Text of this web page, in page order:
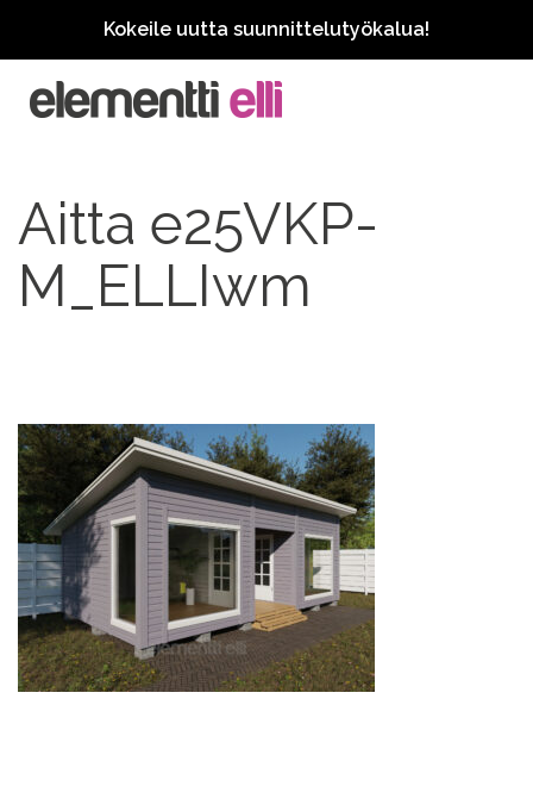
Kokeile uutta suunnittelutyökalua!
Aitta e25VKP-
M_ELLIwm